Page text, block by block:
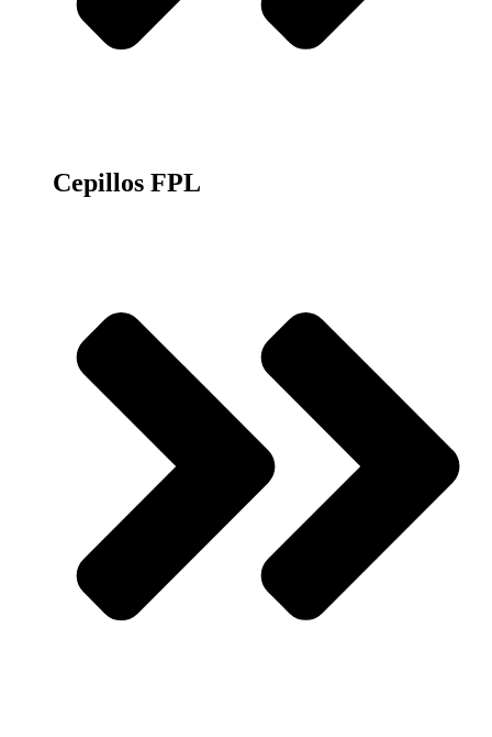
Cepillos FPL